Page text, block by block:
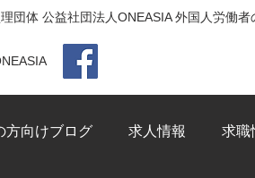
団体 公益社団法人ONEASIA 外国人労働
方向けブログ 求人情報 求職